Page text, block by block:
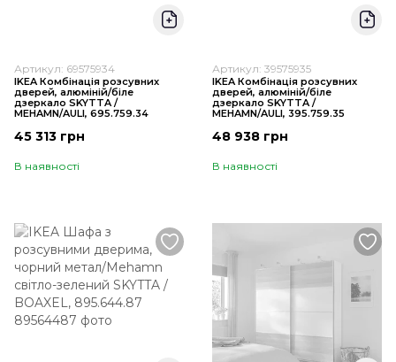
Артикул: 69575934
IKEA Комбінація розсувних
дверей, алюміній/біле
дзеркало SKYTTA /
MEHAMN/AULI, 695.759.34
45 313 грн
В наявності
Артикул: 39575935
IKEA Комбінація розсувних
дверей, алюміній/біле
дзеркало SKYTTA /
MEHAMN/AULI, 395.759.35
48 938 грн
В наявності